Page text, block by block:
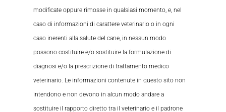
modificate oppure rimosse in qualsiasi momento, e, nel
caso di informazioni di carattere veterinario o in ogni
caso inerenti alla salute del cane, in nessun modo
possono costituire e/o sostituire la formulazione di
diagnosi e/o la prescrizione di trattamento medico
veterinario. Le informazioni contenute in questo sito non
intendono e non devono in alcun modo andare a
sostituire il rapporto diretto tra il veterinario e il padrone